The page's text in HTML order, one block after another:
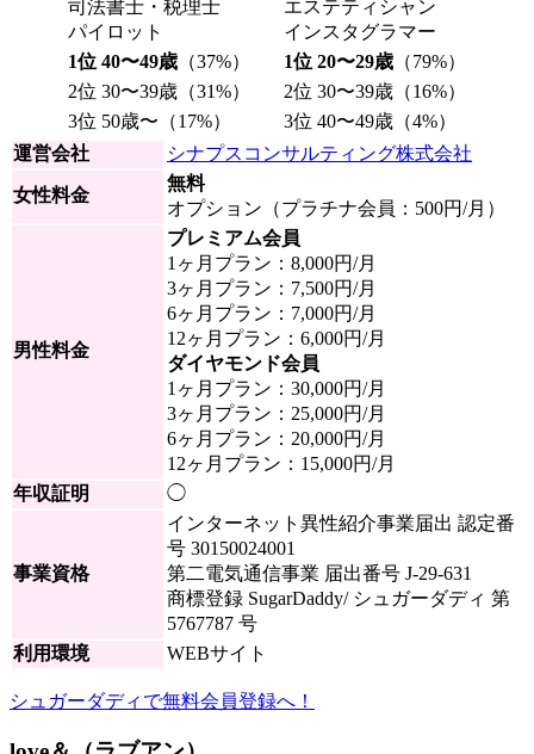
司法書士・税理士
パイロット
エステティシャン
インスタグラマー
1位 40〜49歳 （37%） 1位 20〜29歳 （79%）
2位 30〜39歳（31%）
2位 30〜39歳（16%）
3位 50歳〜（17%）
3位 40〜49歳（4%）
運営会社
シナプスコンサルティング株式会社
女性料金
無料
オプション（プラチナ会員：500円/月）
男性料金
プレミアム会員
1ヶ月プラン：8,000円/月
3ヶ月プラン：7,500円/月
6ヶ月プラン：7,000円/月
12ヶ月プラン：6,000円/月
ダイヤモンド会員
1ヶ月プラン：30,000円/月
3ヶ月プラン：25,000円/月
6ヶ月プラン：20,000円/月
12ヶ月プラン：15,000円/月
年収証明
◯
事業資格
インターネット異性紹介事業届出 認定番
号 30150024001
第二電気通信事業 届出番号 J-29-631
商標登録 SugarDaddy/ シュガーダディ 第
5767787 号
利用環境
WEBサイト
シュガーダディで無料会員登録へ！